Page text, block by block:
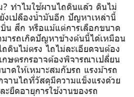
? ทำไมใช้ผานไถดินแล้ว ดินไม่
งเปลืองน้ำมันอีก ปัญหาเหล่านี้
น สึก หรือแม้แต่การเลือกขนาด
ารถเกิดปัญหาข้างต้นนี้ได้เหมือน
นไม่ตรง ไถไม่ละเอียดจนต้อง
ษตรกรอาจต้องพิจารณาเปลี่ยน
าดให้เหมาะสมกับรถ แรงม้ารถ
จานไถที่วัสดุมีความแข็งแรงด้วย
ยืดอายุการใช้งานของรถ